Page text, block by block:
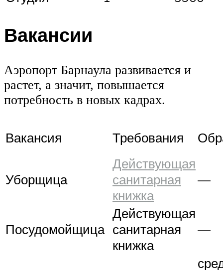
Вакансии
Аэропорт Барнаула развивается и
растет, а значит, повышается
потребность в новых кадрах.
Вакансия Требования
Уборщица
Действующая
санитарная
книжка
—
Посудомойщица
Действующая
санитарная
книжка
—